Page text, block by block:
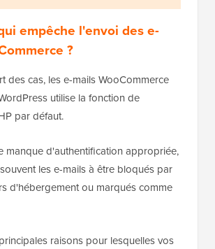
empêche l'envoi des e-
?
des cas, les e-mails WooCommerce
utilise la fonction de
par défaut.
manque d'authentification appropriée,
les e-mails à être bloqués par
d'hébergement ou marqués comme
raisons pour lesquelles vos